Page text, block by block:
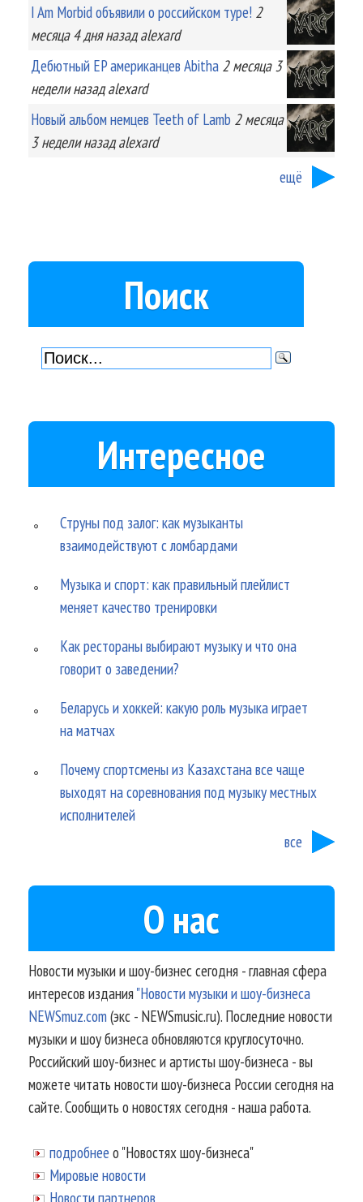
I Am Morbid объявили о российском туре! 2
месяца 4 дняназад alexard
Дебютный EP американцев Abitha 2 месяца 3
неделиназад alexard
Новый альбом немцев Teeth of Lamb 2 месяца
3 неделиназад alexard
ещё
Поиск
Интересное
Струны под залог: как музыканты
взаимодействуют с ломбардами
Музыка и спорт: как правильный плейлист
меняет качество тренировки
Как рестораны выбирают музыку и что она
говорит о заведении?
Беларусь и хоккей: какую роль музыка играет
на матчах
Почему спортсмены из Казахстана все чаще
выходят на соревнования под музыку местных
исполнителей
все
О нас
Новости музыки и шоу-бизнес сегодня - главная сфера
интересов издания"Новости музыки и шоу-бизнеса
NEWSmuz.com(экс - NEWSmusic.ru). Последние новости
музыки и шоу бизнеса обновляются круглосуточно.
Российский шоу-бизнес и артисты шоу-бизнеса - вы
можете читать новости шоу-бизнеса России сегодня на
сайте. Сообщить о новостях сегодня - наша работа.
подробнее о "Новостях шоу-бизнеса"
Мировые новости
Новости партнеров